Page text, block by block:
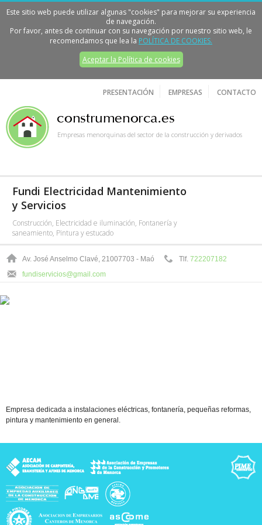
Este sitio web puede utilizar algunas "cookies" para mejorar su experiencia
de navegación.
Por favor, antes de continuar con su navegación por nuestro sitio web, le
recomendamos que lea la POLÍTICA DE COOKIES.
Aceptar la Política de cookies
Empresas menorquinas del sector de la construcción y derivados
PRESENTACIÓN EMPRESAS CONTACTO
Fundi Electricidad Mantenimiento
y Servicios
Construcción, Electricidad e iluminación, Fontanería y
saneamiento, Pintura y estucado
Av. José Anselmo Clavé, 21007703 - Maó Tlf. 722207182
fundiservicios@gmail.com
Empresa dedicada a instalaciones eléctricas, fontanería, pequeñas reformas,
pintura y mantenimiento en general.